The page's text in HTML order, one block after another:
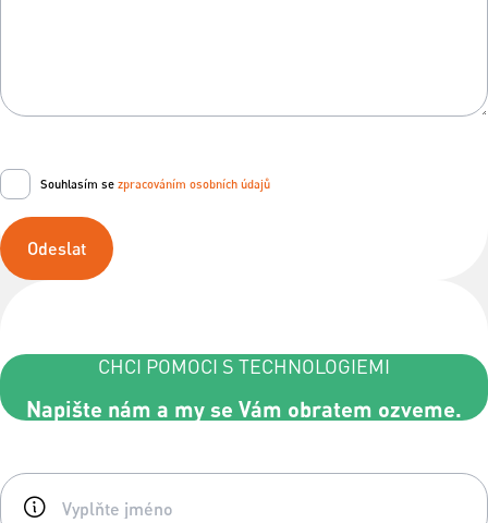
Souhlasím se zpracováním osobních údajů
Odeslat
CHCI POMOCI S TECHNOLOGIEMI
Napište nám a my se Vám obratem ozveme.